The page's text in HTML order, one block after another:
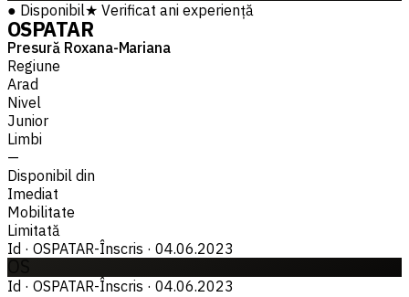
● Disponibil★ Verificat ani experiență
OSPATAR
Presură Roxana-Mariana
Regiune
Arad
Nivel
Junior
Limbi
—
Disponibil din
Imediat
Mobilitate
Limitată
Id · OSPATAR-Înscris · 04.06.2023
Id · OSPATAR-Înscris · 04.06.2023